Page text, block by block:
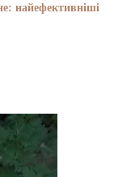
найефективніші